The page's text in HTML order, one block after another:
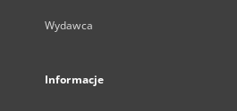
Wydawca
Informacje